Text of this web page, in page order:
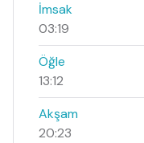
İmsak
03:19
Öğle
13:12
Akşam
20:23